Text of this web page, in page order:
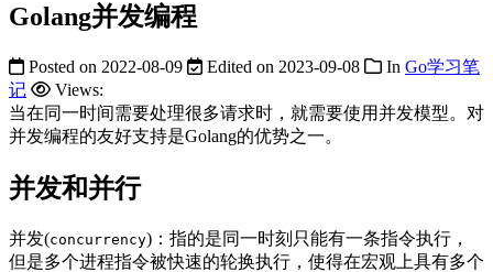
Golang并发编程
Posted on 2022-08-09 Edited on 2023-09-08 In Go学习笔
记
Views:
当在同一时间需要处理很多请求时，就需要使用并发模型。对
并发编程的友好支持是Golang的优势之一。
并发和并行
并发(concurrency)：指的是同一时刻只能有一条指令执行，
但是多个进程指令被快速的轮换执行，使得在宏观上具有多个